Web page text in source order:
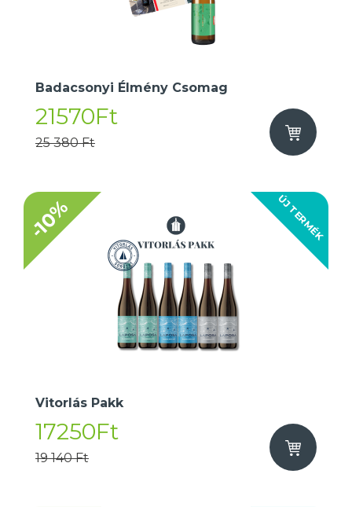
Badacsonyi Élmény Csomag
21570Ft
25 380 Ft
ÚJ TERMÉK
-10%
Vitorlás Pakk
17250Ft
19 140 Ft